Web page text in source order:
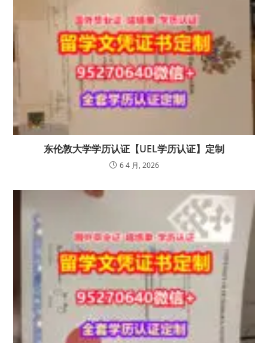
东伦敦大学学历认证【UEL学历认证】定制
6 4 月, 2026